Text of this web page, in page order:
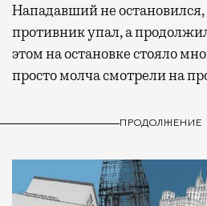
Нападавший не остановился,
противник упал, а
этом на остановке стояло
просто молча смотрели на